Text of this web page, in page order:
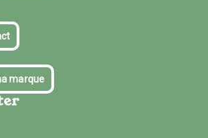
marque